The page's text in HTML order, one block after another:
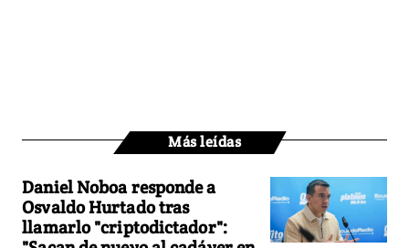
Más leídas
Daniel Noboa responde a
Osvaldo Hurtado tras
llamarlo "criptodictador":